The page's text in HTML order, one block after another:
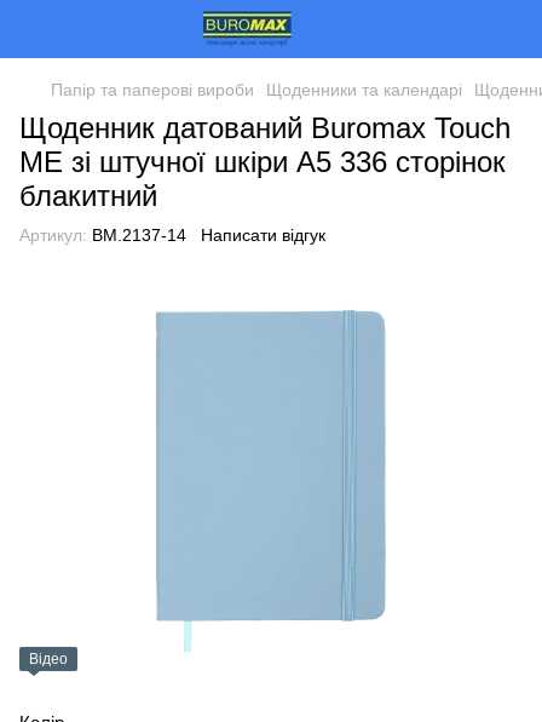
Папір та паперові вироби Щоденники та календарі
Щоденник датований Buromax Touch
ME зі штучної шкіри А5 336 сторінок
блакитний
Артикул: BM.2137-14 Написати відгук
Відео